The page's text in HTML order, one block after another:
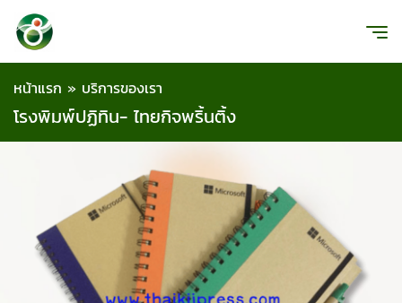
หน้าแรก » บริการของเรา
โรงพิมพ์ปฏิทิน- ไทยกิจพริ้นติ้ง